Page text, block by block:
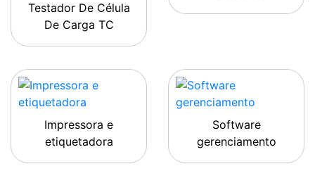
Testador De Célula
De Carga TC
Impressora e
etiquetadora
Software
gerenciamento